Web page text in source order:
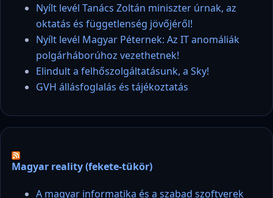
Nyílt levél Tanács Zoltán miniszter úrnak, az
oktatás és függetlenség jövőjéről!
Nyílt levél Magyar Péternek: Az IT anomáliák
polgárháborúhoz vezethetnek!
Elindult a felhőszolgáltatásunk, a Sky!
GVH állásfoglalás és tájékoztatás
Magyar reality (fekete-tükör)
A magyar informatika és a szabad szoftverek